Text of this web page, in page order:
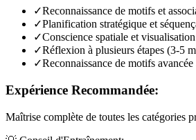
✓Reconnaissance de motifs et
✓Planification stratégique et
✓Conscience spatiale et
✓Réflexion à plusieurs étapes (3-5
✓Reconnaissance de motifs avancée
Expérience Recommandée:
Maîtrise complète de toutes les catégories